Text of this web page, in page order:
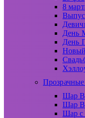
8
День
День
Шар
Шар
Шар с